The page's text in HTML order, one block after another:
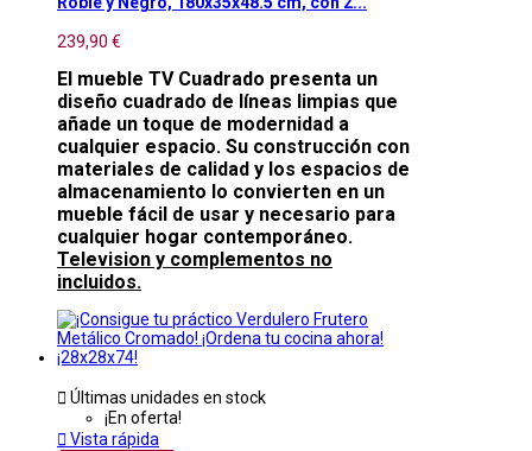
239,90 €
El mueble TV Cuadrado presenta un
diseño cuadrado de líneas limpias que
añade un toque de modernidad a
cualquier espacio. Su construcción con
materiales de calidad y los espacios de
almacenamiento lo convierten en un
mueble fácil de usar y necesario para
cualquier hogar contemporáneo.
Television y complementos no
incluidos.
 Últimas unidades en stock
¡En oferta!
 Vista rápida